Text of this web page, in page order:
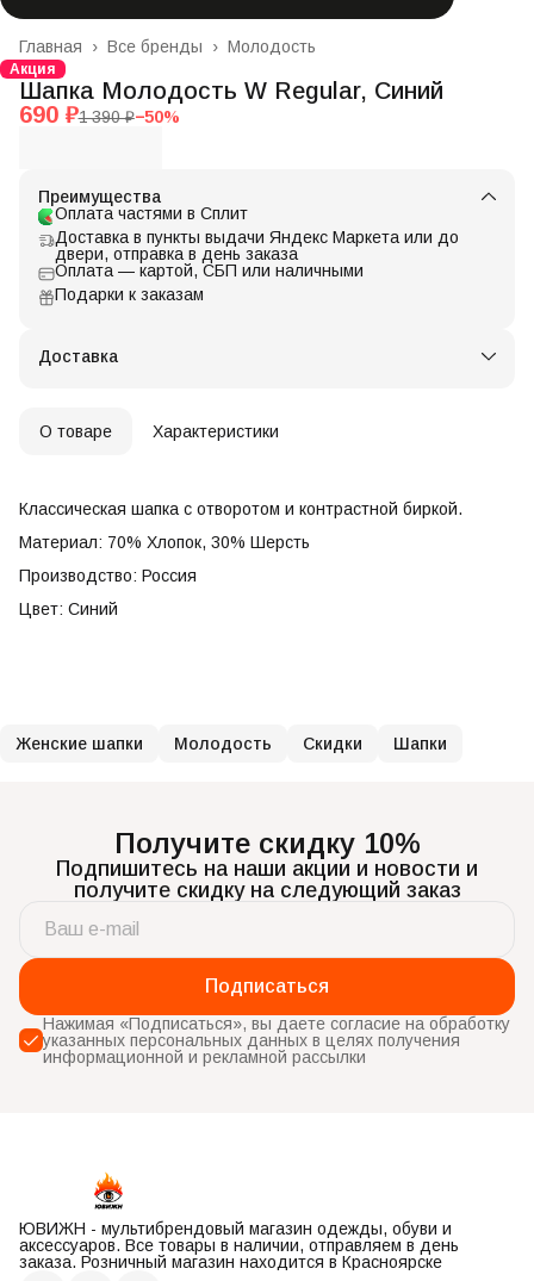
Молодость
Все бренды ›
Главная ›
Акция
Шапка Молодость W Regular, Синий
690 ₽1 390 ₽−50%
Преимущества
Оплата частями в Сплит
Доставка в пункты выдачи Яндекс Маркета или до
двери, отправка в день заказа
Оплата — картой, СБП или наличными
Подарки к заказам
Доставка
О товаре Характеристики
Классическая шапка с отворотом и контрастной биркой.
Материал: 70% Хлопок, 30% Шерсть
Производство: Россия
Цвет: Синий
Женские шапки Молодость Скидки Шапки
Получите скидку 10%
Подпишитесь на наши акции и новости и
получите скидку на следующий заказ
Подписаться
Нажимая «Подписаться», вы даете согласие на обработку
указанных персональных данных в целях получения
информационной и рекламной рассылки
ЮВИЖН - мультибрендовый магазин одежды, обуви и
аксессуаров. Все товары в наличии, отправляем в день
заказа. Розничный магазин находится в Красноярске